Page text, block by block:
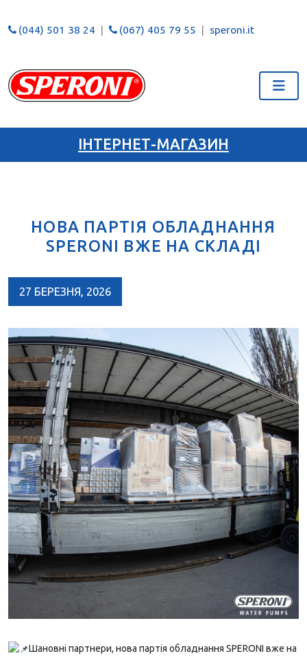
(044) 501 38 24 (067) 405 79 55 speroni.it
ІНТЕРНЕТ-МАГАЗИН
НОВА ПАРТІЯ ОБЛАДНАННЯ
SPERONI ВЖЕ НА СКЛАДІ
27 БЕРЕЗНЯ, 2026
Шановні партнери, нова партія обладнання SPERONI вже на